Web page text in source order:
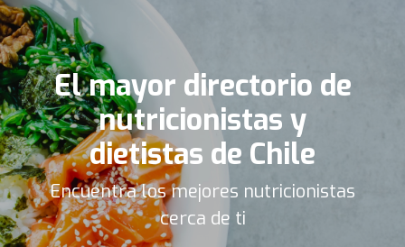
El mayor directorio de
nutricionistas y
dietistas de Chile
Encuentra los mejores nutricionistas
cerca de ti